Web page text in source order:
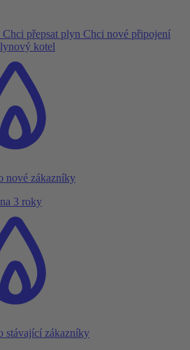
Chci přepsat plyn Chci nové připojení
kotel
nové zákazníky
3 roky
stávající zákazníky